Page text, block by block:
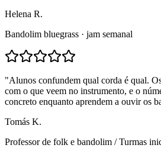
Helena R.
Bandolim bluegrass · jam semanal
"Alunos confundem qual corda é qual.
com o que veem no instrumento, e o
concreto enquanto aprendem a ouvir os
Tomás K.
Professor de folk e bandolim /Turmas